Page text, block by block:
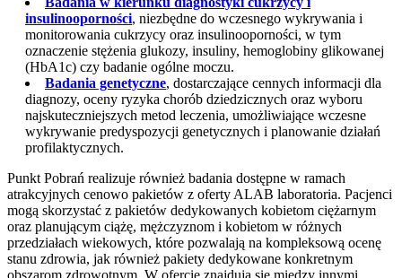
insulinooporności, niezbędne do wczesnego wykrywania i
monitorowania cukrzycy oraz insulinooporności, w tym
oznaczenie stężenia glukozy, insuliny, hemoglobiny glikowanej
(HbA1c) czy badanie ogólne moczu.
Badania genetyczne, dostarczające cennych informacji dla
diagnozy, oceny ryzyka chorób dziedzicznych oraz wyboru
najskuteczniejszych metod leczenia, umożliwiające wczesne
wykrywanie predyspozycji genetycznych i planowanie działań
profilaktycznych.
Punkt Pobrań realizuje również badania dostępne w ramach
atrakcyjnych cenowo pakietów z oferty ALAB laboratoria. Pacjenci
mogą skorzystać z pakietów dedykowanych kobietom ciężarnym
oraz planującym ciążę, mężczyznom i kobietom w różnych
przedziałach wiekowych, które pozwalają na kompleksową ocenę
stanu zdrowia, jak również pakiety dedykowane konkretnym
obszarom zdrowotnym. W ofercie znajdują się między innymi